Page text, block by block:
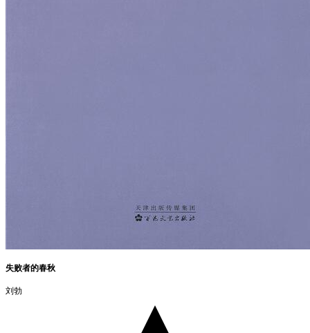
失败者的春秋
刘勃